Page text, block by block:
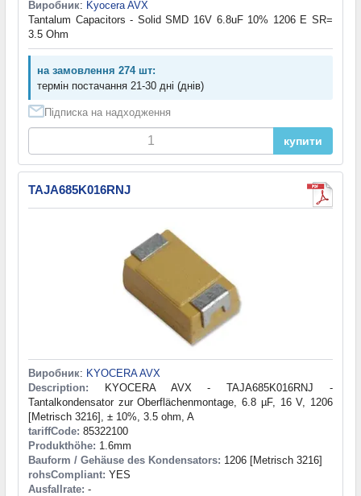
Виробник: Kyocera AVX
Tantalum Capacitors - Solid SMD 16V 6.8uF 10% 1206 E SR=
3.5 Ohm
на замовлення 274 шт:
термін постачання 21-30 дні (днів)
Підписка на надходження
купити
TAJA685K016RNJ
Виробник: KYOCERA AVX
Description: KYOCERA AVX - TAJA685K016RNJ -
Tantalkondensator zur Oberflächenmontage, 6.8 µF, 16 V, 1206
[Metrisch 3216], ± 10%, 3.5 ohm, A
tariffCode: 85322100
Produkthöhe: 1.6mm
Bauform / Gehäuse des Kondensators: 1206 [Metrisch 3216]
rohsCompliant: YES
Ausfallrate: -